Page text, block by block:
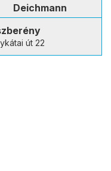
Deichmann
út 22